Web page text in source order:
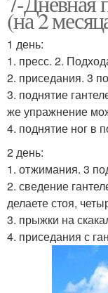
(на 2
1 день:
1. пресс. 2.
2. приседания. 3
3. поднятие
же упражнение
4. поднятие ног в
2 день:
1. отжимания. 3
2. сведение
делаете стоя,
3. прыжки на
4. приседания с